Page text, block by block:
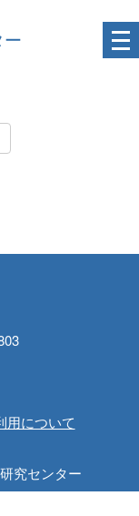
ー
用について
究センター